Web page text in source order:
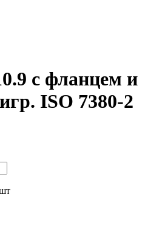
с фланцем и
ISO 7380-2